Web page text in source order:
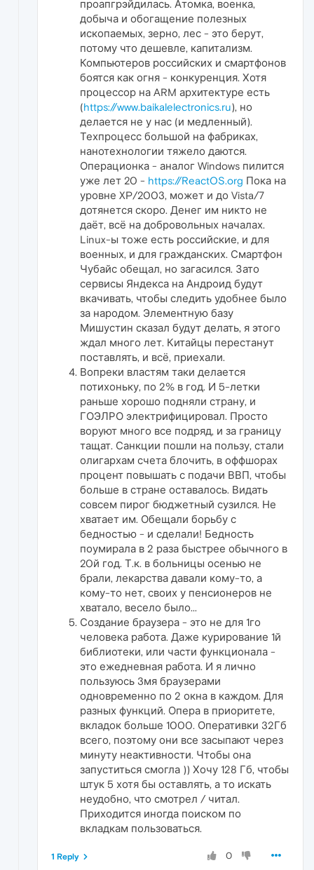
проапгрэйдилась. Атомка, военка,
добыча и обогащение полезных
ископаемых, зерно, лес - это берут,
потому что дешевле, капитализм.
Компьютеров российских и смартфонов
боятся как огня - конкуренция. Хотя
процессор на ARM архитектуре есть
(https://www.baikalelectronics.ru), но
делается не у нас (и медленный).
Техпроцесс большой на фабриках,
нанотехнологии тяжело даются.
Операционка - аналог Windows пилится
уже лет 20 - https://ReactOS.org Пока на
уровне XP/2003, может и до Vista/7
дотянется скоро. Денег им никто не
даёт, всё на добровольных началах.
Linux-ы тоже есть российские, и для
военных, и для гражданских. Смартфон
Чубайс обещал, но загасился. Зато
сервисы Яндекса на Андроид будут
вкачивать, чтобы следить удобнее было
за народом. Элементную базу
Мишустин сказал будут делать, я этого
ждал много лет. Китайцы перестанут
поставлять, и всё, приехали.
Вопреки властям таки делается
потихоньку, по 2% в год. И 5-летки
раньше хорошо подняли страну, и
ГОЭЛРО электрифицировал. Просто
воруют много все подряд, и за границу
тащат. Санкции пошли на пользу, стали
олигархам счета блочить, в оффшорах
процент повышать с подачи ВВП, чтобы
больше в стране оставалось. Видать
совсем пирог бюджетный сузился. Не
хватает им. Обещали борьбу с
бедностью - и сделали! Бедность
поумирала в 2 раза быстрее обычного в
20й год. Т.к. в больницы осенью не
брали, лекарства давали кому-то, а
кому-то нет, своих у пенсионеров не
хватало, весело было...
Создание браузера - это не для 1го
человека работа. Даже курирование 1й
библиотеки, или части функционала -
это ежедневная работа. И я лично
пользуюсь 3мя браузерами
одновременно по 2 окна в каждом. Для
разных функций. Опера в приоритете,
вкладок больше 1000. Оперативки 32Гб
всего, поэтому они все засыпают через
минуту неактивности. Чтобы она
запуститься смогла )) Хочу 128 Гб, чтобы
штук 5 хотя бы оставлять, а то искать
неудобно, что смотрел / читал.
Приходится иногда поиском по
вкладкам пользоваться.
0
1 Reply